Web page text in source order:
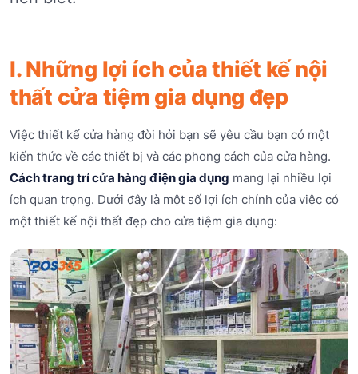
I. Những lợi ích của thiết kế nội
thất cửa tiệm gia dụng đẹp
Việc thiết kế cửa hàng đòi hỏi bạn sẽ yêu cầu bạn có một
kiến thức về các thiết bị và các phong cách của cửa hàng.
Cách trang trí cửa hàng điện gia dụng mang lại nhiều lợi
ích quan trọng. Dưới đây là một số lợi ích chính của việc có
một thiết kế nội thất đẹp cho cửa tiệm gia dụng: